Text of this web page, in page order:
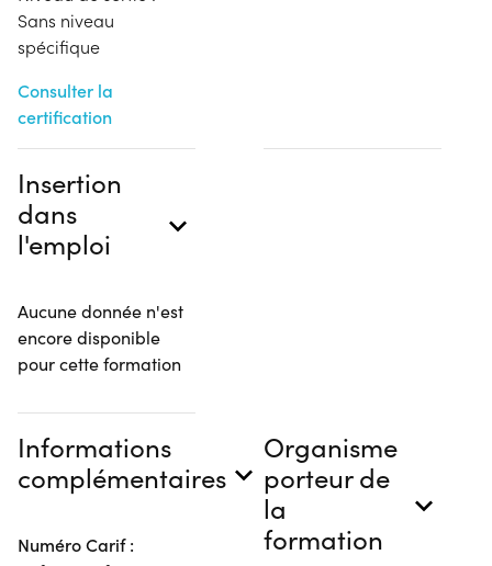
Sans niveau
spécifique
Consulter la
certification
Insertion
dans
l'emploi
Aucune donnée n'est
encore disponible
pour cette formation
Informations
complémentaires
Numéro Carif :
Organisme
porteur de
la
formation